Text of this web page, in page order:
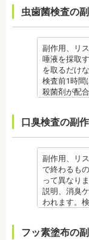
了まで治療
・虫歯や歯
て歯科医院
・患者様が
装着時間を
きなかった
があります。
・特殊な噛
癖が改善さ
療」を終え
位置に戻ろ
した歯を正
す。歯の位
があるので
さい。
先生
を受診して
・個人差が
んもいます。
・矯正中は
りやすく虫
正器具をつ
正終了まで
・虫歯や歯
装着時間を
きなかった
す。
・特殊な噛
は、治療期
・舌で歯を
が改善され
ます。
位置に戻ろ
・歯や骨の
合、虫歯や
期間が長く
・矯正治療
あります。
の凸凹が大
す。
・個人差に
す。
なることも
・装置が壊
を受診して
・個人差が
もいます。
・矯正中は
りやすく虫
正器具をつ
て歯科医院
きません。
単に取り除
が経過する
います。歯
し、歯石を
歯石を取り
き、歯茎の
【プロフィ
勤務
きれない場
また、エア
本来の歯の
したい場合
れはエアフ
続的効果を
エアフロー
るため、健
フローを受
ウダー粒子
びりついた
歯科で主に
て使われて
菌除去にも
監修医情報
日本歯科大
虫歯菌検査の
副作用、リ
唾液を採取
を取るだけ
検査前1時間
殺菌剤が配
また検査1ヶ
正確な結果
合もありま
なります。
備考
ご自身の唾
り、虫歯予
す。
・酸性度（
口臭検査の副
副作用、リ
で終わるも
って異なり
説明、消臭
われます。
備考
フッ素塗布の